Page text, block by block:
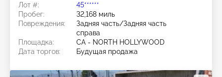
Лот #:
45******
Пробег:
32,168 миль
Повреждения:
Задняя часть/Задняя часть
справа
Площадка:
CA - NORTH HOLLYWOOD
Дата торгов:
Будущая продажа